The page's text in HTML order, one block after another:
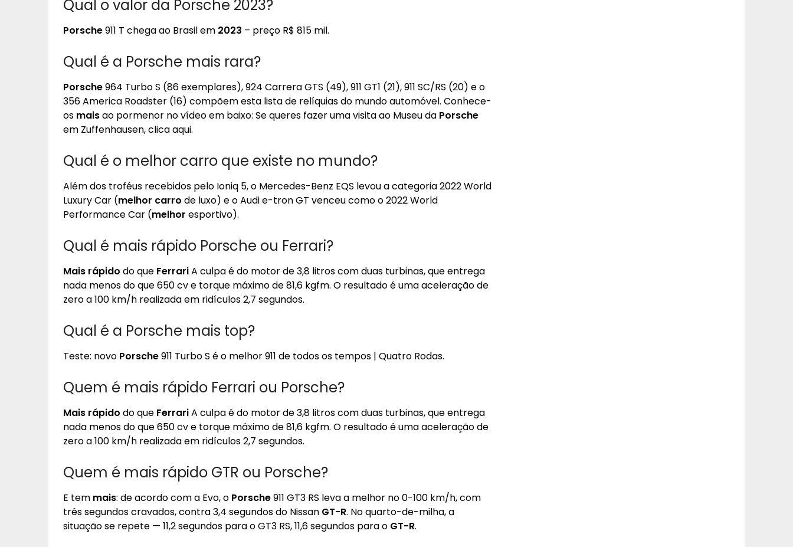
Qual o valor da Porsche 2023?
Porsche911 T chega ao Brasil em 2023 – preço R$ 815 mil.
Qual é a Porsche mais rara?
Porsche964 Turbo S (86 exemplares), 924 Carrera GTS (49), 911 GT1 (21), 911 SC/RS (20) e o
356 America Roadster (16) compõem esta lista de relíquias do mundo automóvel. Conhece-
os maisao pormenor no vídeo em baixo: Se queres fazer uma visita ao Museu da Porsche
em Zuffenhausen, clica aqui.
Qual é o melhor carro que existe no mundo?
Além dos troféus recebidos pelo Ioniq 5, o Mercedes-Benz EQS levou a categoria 2022 World
Luxury Car (melhor carro de luxo) e o Audi e-tron GT venceu como o 2022 World
Performance Car (melhor esportivo).
Qual é mais rápido Porsche ou Ferrari?
Mais rápido do que FerrariA culpa é do motor de 3,8 litros com duas turbinas, que entrega
nada menos do que 650 cv e torque máximo de 81,6 kgfm. O resultado é uma aceleração de
zero a 100 km/h realizada em ridículos 2,7 segundos.
Qual é a Porsche mais top?
Teste: novo Porsche911 Turbo S é o melhor 911 de todos os tempos | Quatro Rodas.
Quem é mais rápido Ferrari ou Porsche?
Mais rápido do que FerrariA culpa é do motor de 3,8 litros com duas turbinas, que entrega
nada menos do que 650 cv e torque máximo de 81,6 kgfm. O resultado é uma aceleração de
zero a 100 km/h realizada em ridículos 2,7 segundos.
Quem é mais rápido GTR ou Porsche?
E tem mais: de acordo com a Evo, o Porsche911 GT3 RS leva a melhor no 0-100 km/h, com
três segundos cravados, contra 3,4 segundos do Nissan GT-R. No quarto-de-milha, a
situação se repete — 11,2 segundos para o GT3 RS, 11,6 segundos para o GT-R.